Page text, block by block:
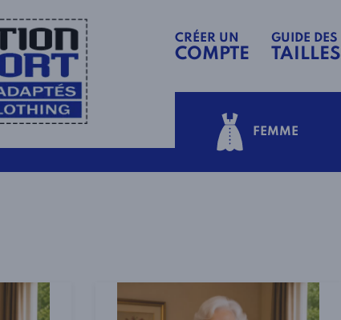
CRÉER UN
COMPTE
GUIDE DES
TAILLES
FEMME